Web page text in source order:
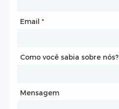
Email *
Como você sabia sobre nós?
Mensagem
Telefone
Como você sabia sobre nós?
Mensagem